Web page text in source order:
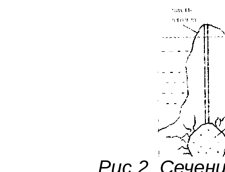
Рис 2.